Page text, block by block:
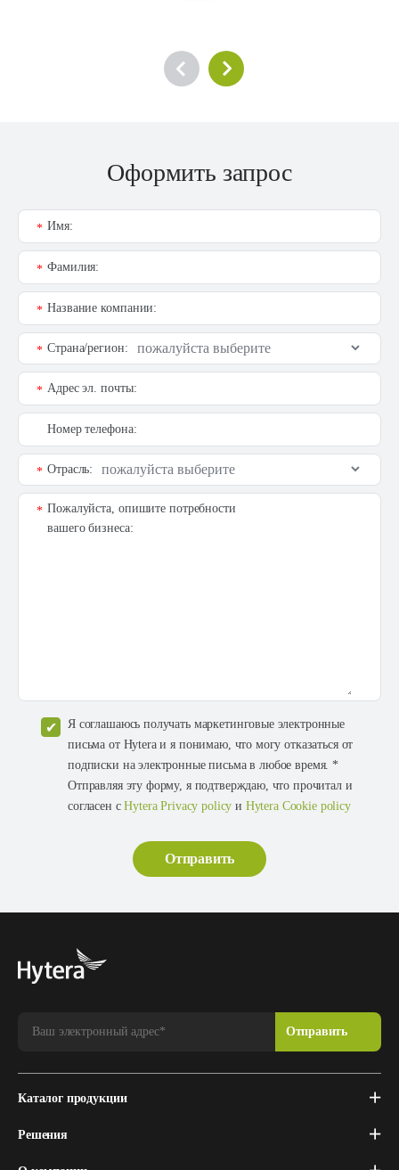
Оформить запрос
Имя:
*
Фамилия:
*
Название компании:
*
Страна/регион:
*
Адрес эл. почты:
*
Номер телефона:
Отрасль:
*
Пожалуйста, опишите потребности
вашего бизнеса:
*
Я соглашаюсь получать маркетинговые электронные
письма от Hytera и я понимаю, что могу отказаться от
подписки на электронные письма в любое время. *
Отправляя эту форму, я подтверждаю, что прочитал и
согласен сHytera Privacy policy и Hytera Cookie policy
Каталог продукции
Решения